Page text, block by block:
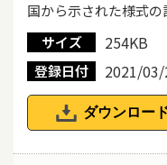
国から示された様式の
サイズ
254KB
登録日付 2021/
ダウンロー